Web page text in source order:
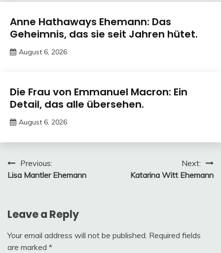
Trends
Anne Hathaways Ehemann: Das
Geheimnis, das sie seit Jahren hütet.
August 6, 2026
Trends
Die Frau von Emmanuel Macron: Ein
Detail, das alle übersehen.
August 6, 2026
Meme
Post
navigation
Previous:
Lisa Mantler Ehemann
Next:
Katarina Witt Ehemann
Leave a Reply
Your email address will not be published. Required fields
are marked *